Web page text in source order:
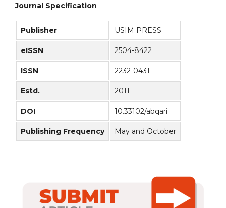
Journal Specification
Publisher USIM PRESS
eISSN 2504-8422
ISSN 2232-0431
Estd. 2011
DOI 10.33102/abqari
Publishing Frequency May and October